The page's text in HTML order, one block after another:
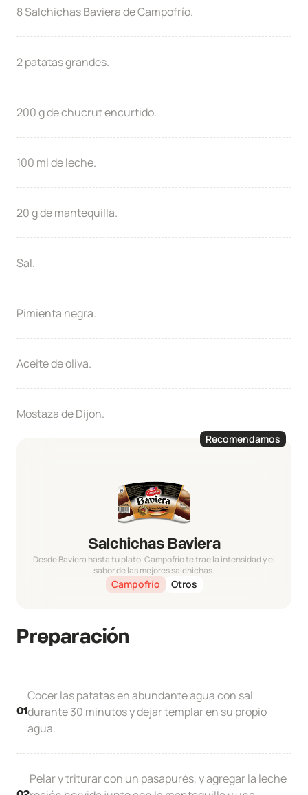
8 Salchichas Baviera de Campofrío.
2 patatas grandes.
200 g de chucrut encurtido.
100 ml de leche.
20 g de mantequilla.
Sal.
Pimienta negra.
Aceite de oliva.
Mostaza de Dijon.
Salchichas Baviera
Desde Baviera hasta tu plato. Campofrío te trae la intensidad y el
sabor de las mejores salchichas.
Campofrío Otros
Recomendamos
Preparación
01
Cocer las patatas en abundante agua con sal
durante 30 minutos y dejar templar en su propio
agua.
Pelar y triturar con un pasapurés, y agregar la leche